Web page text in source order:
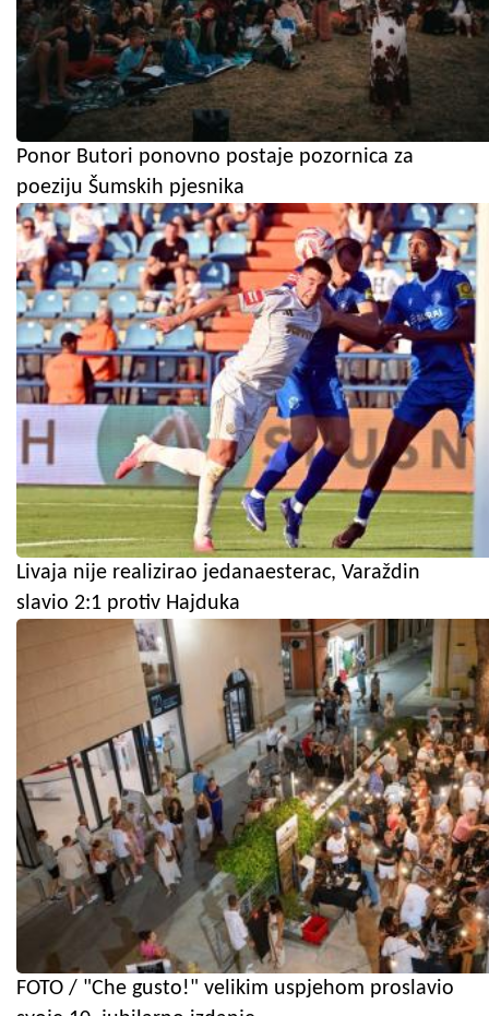
Ponor Butori ponovno postaje pozornica za
poeziju Šumskih pjesnika
Livaja nije realizirao jedanaesterac, Varaždin
slavio 2:1 protiv Hajduka
FOTO / "Che gusto!" velikim uspjehom proslavio